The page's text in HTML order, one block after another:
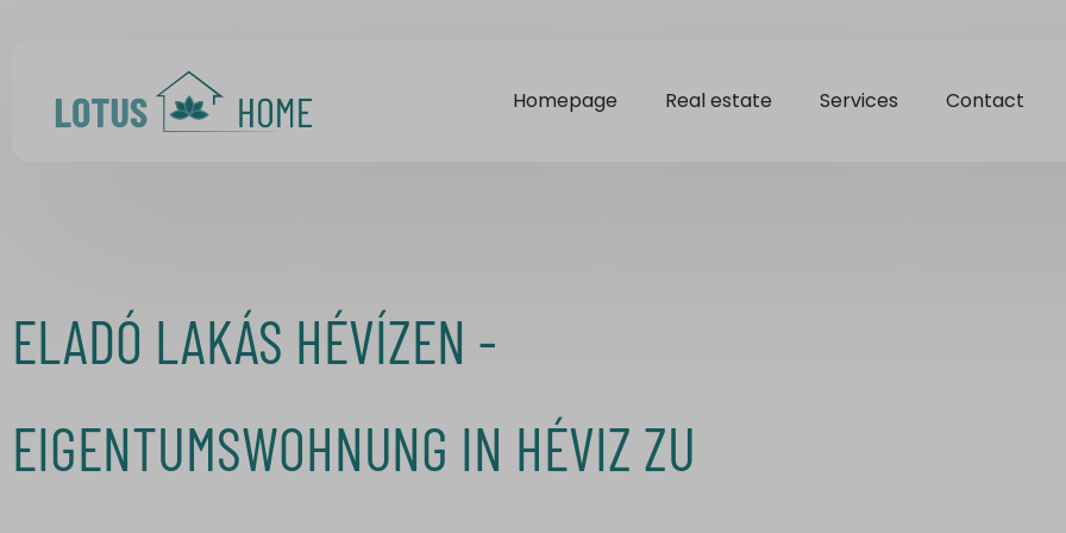
Homepage Real estate Services Contact
ELADÓ LAKÁS HÉVÍZEN -
EIGENTUMSWOHNUNG IN HÉVIZ ZU